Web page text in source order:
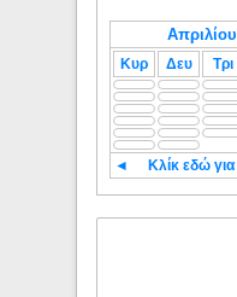
Κυρ Δευ Τρι
◄ Κλίκ εδώ